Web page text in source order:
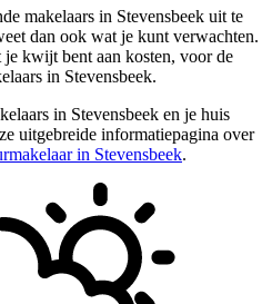
makelaars in Stevensbeek uit te
dan ook wat je kunt verwachten.
je kwijt bent aan kosten, voor de
in Stevensbeek.
in Stevensbeek en je huis
uitgebreide informatiepagina over
in Stevensbeek.